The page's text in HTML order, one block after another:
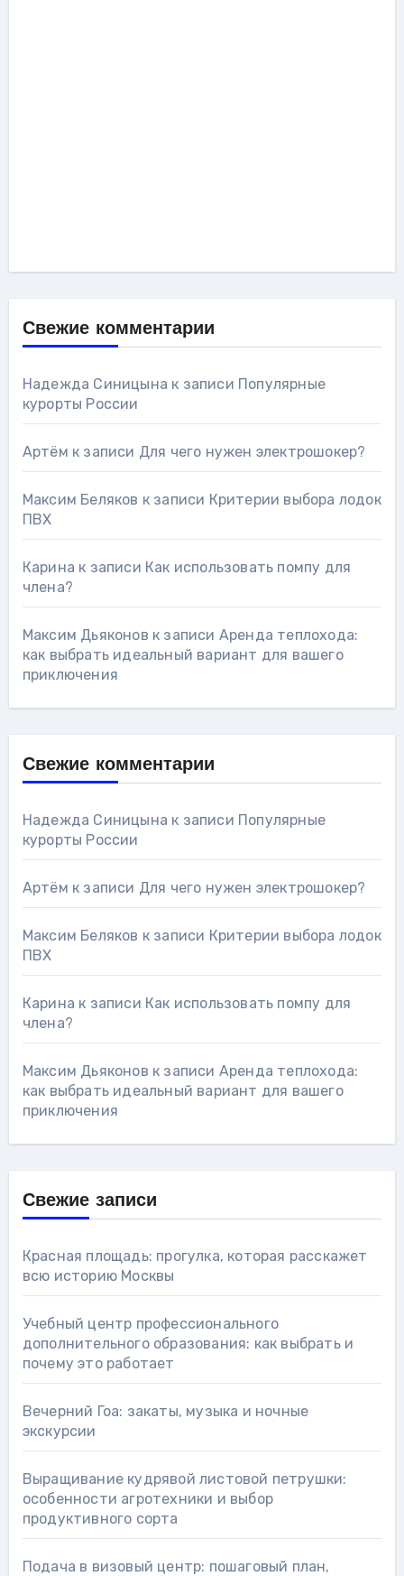
Свежие комментарии
Надежда Синицына к записи Популярные
курорты России
Артём к записи Для чего нужен электрошокер?
Максим Беляков к записи Критерии выбора лодок
ПВХ
Карина к записи Как использовать помпу для
члена?
Максим Дьяконов к записи Аренда теплохода:
как выбрать идеальный вариант для вашего
приключения
Свежие комментарии
Надежда Синицына к записи Популярные
курорты России
Артём к записи Для чего нужен электрошокер?
Максим Беляков к записи Критерии выбора лодок
ПВХ
Карина к записи Как использовать помпу для
члена?
Максим Дьяконов к записи Аренда теплохода:
как выбрать идеальный вариант для вашего
приключения
Свежие записи
Красная площадь: прогулка, которая расскажет
всю историю Москвы
Учебный центр профессионального
дополнительного образования: как выбрать и
почему это работает
Вечерний Гоа: закаты, музыка и ночные
экскурсии
Выращивание кудрявой листовой петрушки:
особенности агротехники и выбор
продуктивного сорта
Подача в визовый центр: пошаговый план,